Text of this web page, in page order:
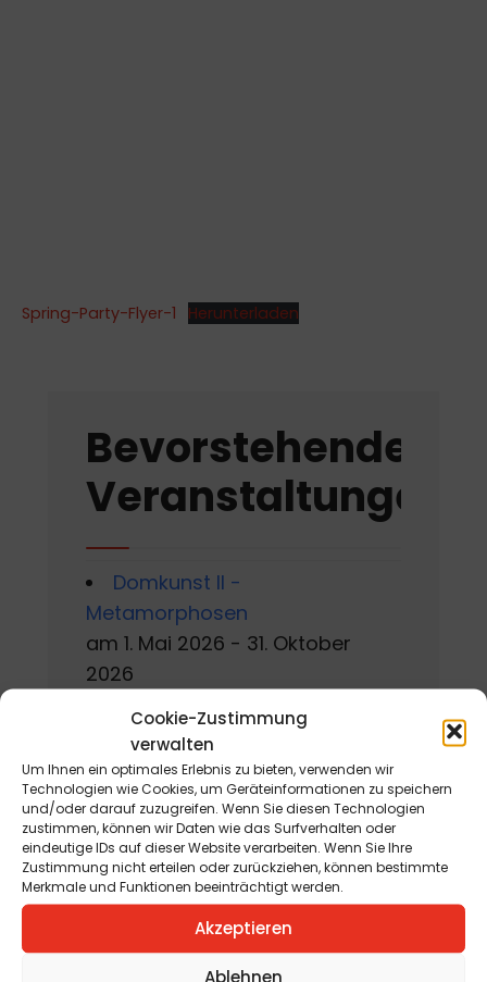
Cookie-Zustimmung
verwalten
Um Ihnen ein optimales Erlebnis zu bieten, verwenden wir
Technologien wie Cookies, um Geräteinformationen zu speichern
und/oder darauf zuzugreifen. Wenn Sie diesen Technologien
zustimmen, können wir Daten wie das Surfverhalten oder
eindeutige IDs auf dieser Website verarbeiten. Wenn Sie Ihre
Zustimmung nicht erteilen oder zurückziehen, können bestimmte
Merkmale und Funktionen beeinträchtigt werden.
Akzeptieren
Ablehnen
Spring-Party-Flyer-1 Herunterladen
Bevorstehende
Veranstaltungen
Domkunst II -
Metamorphosen
am 1. Mai 2026 - 31. Oktober
2026
Gackern 2026
am 7. August 2026 - 16. August
2026
Sommerworkshop der
Kärntner Kindermalschule in St.
Andrä
am 10. August 2026 - 15. August
2026